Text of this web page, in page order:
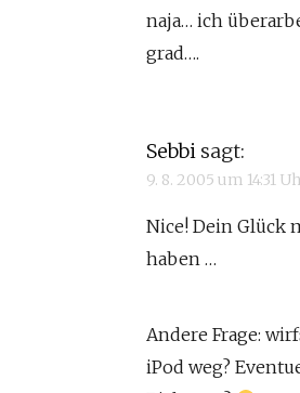
naja… ich
grad….
Sebbi sagt:
9. 8. 2005 um 14:31
Nice! Dein Glück
haben …
Andere Frage:
iPod weg?